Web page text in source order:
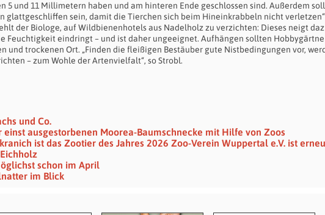
5 und 11 Millimetern haben und am hinteren Ende geschlossen sind. Außerdem
glattgeschliffen sein, damit die Tierchen sich beim Hineinkrabbeln nicht
der Biologe, auf Wildbienenhotels aus Nadelholz zu verzichten: Dieses neigt
Feuchtigkeit eindringt – und ist daher ungeeignet. Aufhängen sollten
und trockenen Ort. „Finden die fleißigen Bestäuber gute Nistbedingungen vor,
– zum Wohle der Artenvielfalt“, so Strobl.
und Co.
ausgestorbenen Moorea-Baumschnecke mit Hilfe von Zoos
ist das Zootier des Jahres 2026 Zoo-Verein Wuppertal e.V. ist
schon im April
im Blick